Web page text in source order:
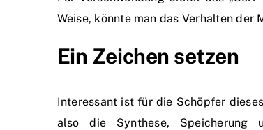
Weise, könnte man das Verhalten der
Ein Zeichen setzen
Interessant ist für die Schöpfer
also die Synthese, Speicherung